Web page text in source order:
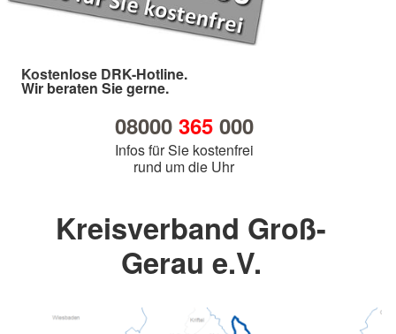
Kostenlose DRK-Hotline.
Wir beraten Sie gerne.
08000 365000
Infos für Sie kostenfrei
rund um die Uhr
Kreisverband Groß-
Gerau e.V.